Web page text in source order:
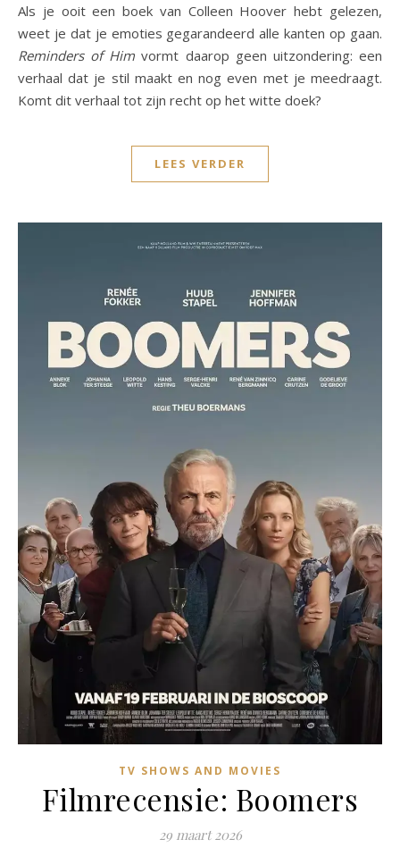
Als je ooit een boek van Colleen Hoover hebt gelezen,
weet je dat je emoties gegarandeerd alle kanten op gaan.
Reminders of Him vormt daarop geen uitzondering: een
verhaal dat je stil maakt en nog even met je meedraagt.
Komt dit verhaal tot zijn recht op het witte doek?
LEES VERDER
TV SHOWS AND MOVIES
Filmrecensie: Boomers
29 maart 2026